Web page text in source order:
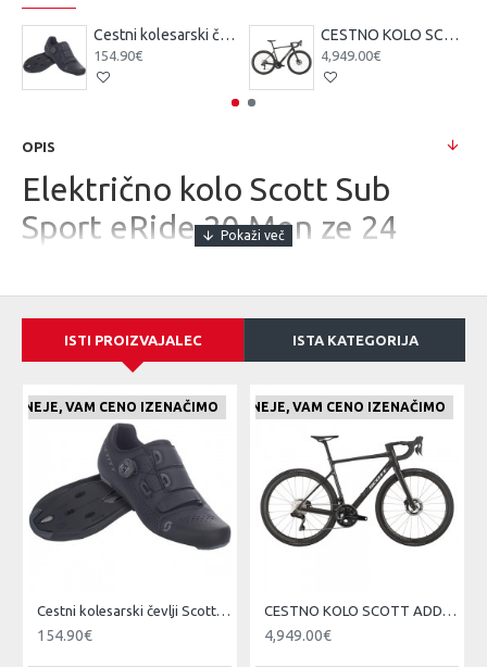
Cestni kolesarski čevlji Scott Team BOA čr/tsi
154.90€
CESTNO KOLO SCOTT ADDICT 10 čr 25
4,949.00€
OPIS
Električno kolo Scott Sub
Sport eRide 20 Men ze 24
agilna, predvsem paudobna treking električna kolesa, ki se
Okvir
Prednje vzmetenje / vilica
SUNTOUR NVX 30 NLO DS QR 700C TAPERED / 63mm hoda
Pogonski sistem
Bosch Performance CX BES3 / PowerTube 625Wh / Intuvia 100
Zaslon / 4A Polnilec
Prestavne ročice
Gonilke
ISTI PROIZVAJALEC ISTA KATEGORIJA
VAM CENO IZENAČIMO
Cestni kolesarski čevlji Scott Team BOA čr/tsi
154.90€
ČE NAJDETE IZDELEK KJE CENEJE, VAM CENO IZENAČIMO
CESTNO KOLO SCOTT ADDICT 10 čr 25
4,949.00€
ČE NAJDETE IZDELEK KJE